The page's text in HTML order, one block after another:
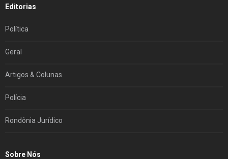
Editorias
Política
Geral
Artigos & Colunas
Polícia
Rondônia Jurídico
Sobre Nós